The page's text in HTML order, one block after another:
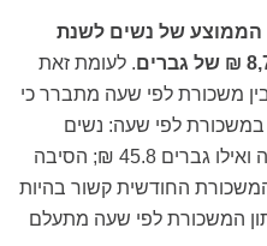
הממוצע של נשים לשנת
של גברים. לעומת זאת
משכורת לפי שעה מתברר כי
במשכורת לפי שעה: נשים
משתכרות בממוצע 38.3 ₪ לשעה ואילו גברים 45.8 ₪; הסיבה
החודשית קשור בהיות
המשכורת לפי שעה מתעלם